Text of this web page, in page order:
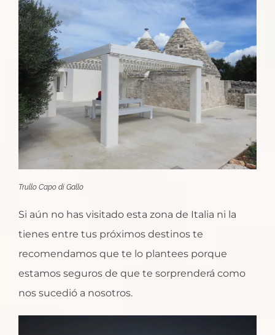
Trullo Capo di Gallo
Si aún no has visitado esta zona de Italia ni la
tienes entre tus próximos destinos te
recomendamos que te lo plantees porque
estamos seguros de que te sorprenderá como
nos sucedió a nosotros.